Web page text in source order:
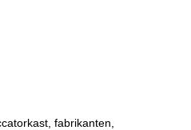
fabrikanten,